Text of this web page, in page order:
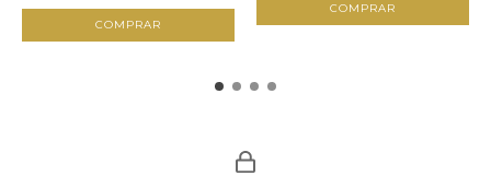
COMPRAR
COMPRAR